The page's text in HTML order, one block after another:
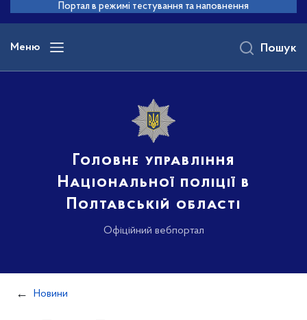
основного
вмісту
Портал в режимі тестування та наповнення
Меню
Головне управління
Національної поліції в
Полтавській області
Офіційний вебпортал
Пошук
Новини